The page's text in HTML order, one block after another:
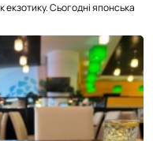
Сьогодні японська